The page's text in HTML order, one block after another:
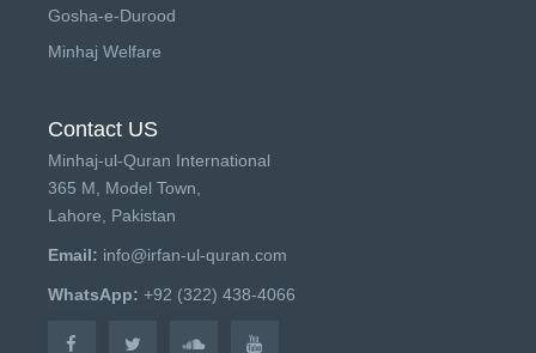
Gosha-e-Durood
Minhaj Welfare
Contact US
Minhaj-ul-Quran International
365 M, Model Town,
Lahore, Pakistan
Email: info@irfan-ul-quran.com
WhatsApp: +92 (322) 438-4066